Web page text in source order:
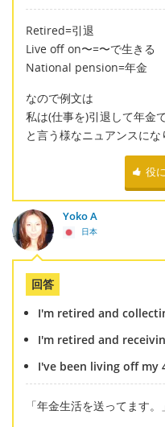
Retired=引退
Live off on〜=〜で生きる
National pension=年金
なので例文は
私は(仕事を)引退して年金
と言う様なニュアンスにな
役
Yoko A
日本
回答
I'm retired and
I'm retired and
I've been living off my
「年金生活を送ってます。